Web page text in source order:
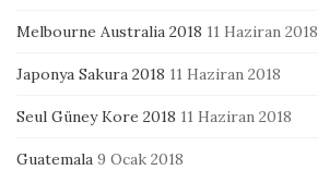
Melbourne Australia 2018 11 Haziran 2018
Japonya Sakura 2018 11 Haziran 2018
Seul Güney Kore 2018 11 Haziran 2018
Guatemala 9 Ocak 2018